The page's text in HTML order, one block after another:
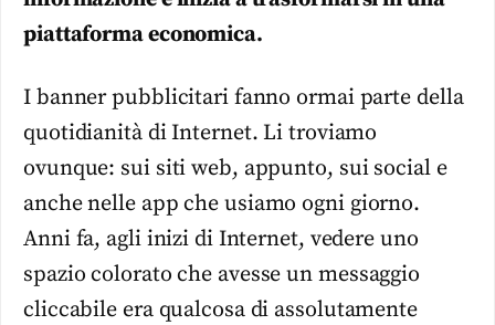
piattaforma economica.
I banner pubblicitari fanno ormai parte della
quotidianità di Internet. Li troviamo
ovunque: sui siti web, appunto, sui social e
anche nelle app che usiamo ogni giorno.
Anni fa, agli inizi di Internet, vedere uno
spazio colorato che avesse un messaggio
cliccabile era qualcosa di assolutamente